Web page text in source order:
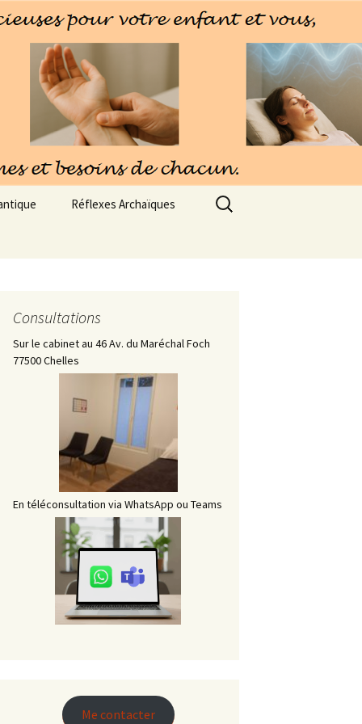
Réflexes Archaïques
Rechercher :
Consultations
Sur le cabinet au 46 Av. du Maréchal Foch
77500 Chelles
En téléconsultation via WhatsApp ou Teams
Me contacter